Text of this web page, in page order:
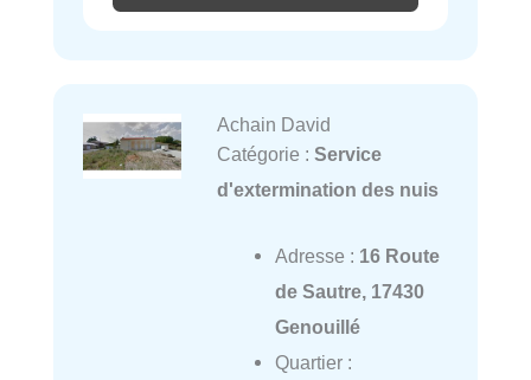
Achain David
Catégorie : Service
d'extermination des nuis
Adresse : 16 Route
de Sautre, 17430
Genouillé
Quartier :